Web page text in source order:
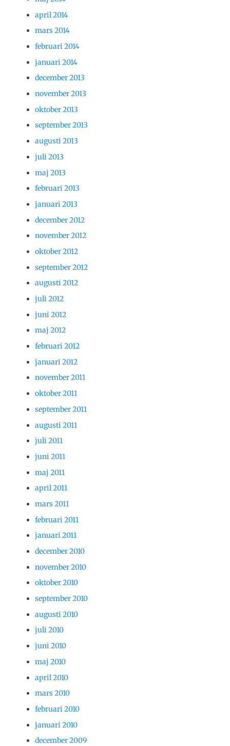
april 2014
mars 2014
februari 2014
januari 2014
december 2013
november 2013
oktober 2013
september 2013
augusti 2013
juli 2013
maj 2013
februari 2013
januari 2013
december 2012
november 2012
oktober 2012
september 2012
augusti 2012
juli 2012
juni 2012
maj 2012
februari 2012
januari 2012
november 2011
oktober 2011
september 2011
augusti 2011
juli 2011
juni 2011
maj 2011
april 2011
mars 2011
februari 2011
januari 2011
december 2010
november 2010
oktober 2010
september 2010
augusti 2010
juli 2010
juni 2010
maj 2010
april 2010
mars 2010
februari 2010
januari 2010
december 2009